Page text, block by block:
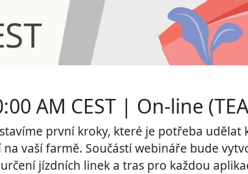
AM CEST | On-line
první kroky, které je potřeba udělat
vaší farmě. Součástí webináře bude
jízdních linek a tras pro každou